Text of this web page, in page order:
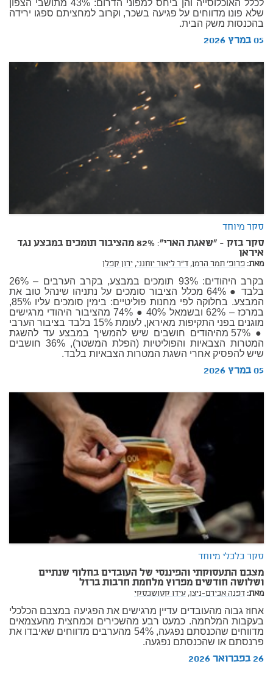
לכלל האוכלוסייה והן ביחס למפוני הדרום: 43% מתושבי הצפון
שלא פונו מדווחים על פגיעה בשכר, וקרוב למחציתם ספגו ירידה
בהכנסות משק הבית.
05 במרץ 2026
סקר מיוחד
סקר בזק - "שאגת הארי": 82% מהציבור תומכים במבצע נגד
איראן
מאת:פרופ' תמר הרמן, ד"ר ליאור יוחנני, ירון קפלן
בקרב היהודים: 93% תומכים במבצע, בקרב הערבים – 26%
בלבד ● 64% מכלל הציבור סומכים על נתניהו שינהל טוב את
המבצע. בחלוקה לפי מחנות פוליטיים: בימין סומכים עליו 85%,
במרכז – 62% ובשמאל 40% ● 74% מהציבור היהודי מרגישים
מוגנים בפני התקיפות מאיראן, לעומת 15% בלבד בציבור הערבי
● 57% מהיהודים חושבים שיש להמשיך במבצע עד להשגת
המטרות הצבאיות והפוליטיות (הפלת המשטר), 36% חושבים
שיש להפסיק אחרי השגת המטרות הצבאיות בלבד.
05 במרץ 2026
סקר כלכלי מיוחד
מצבם התעסוקתי והפיננסי של העובדים בחלוף שנתיים
ושלושה חודשים מפרוץ מלחמת חרבות ברזל
מאת:דפנה אבירם-ניצן,עידו קטושבסקי
אחוז גבוה מהעובדים עדיין מרגישים את הפגיעה במצבם הכלכלי
בעקבות המלחמה. כמעט רבע מהשכירים וכמחצית מהעצמאים
מדווחים שהכנסתם נפגעה, 54% מהערבים מדווחים שאיבדו את
פרנסתם או שהכנסתם נפגעה.
26 בפברואר 2026